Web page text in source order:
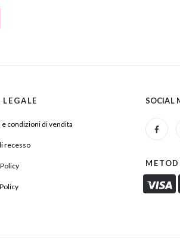
LEGALE
condizioni di vendita
recesso
SOCIAL